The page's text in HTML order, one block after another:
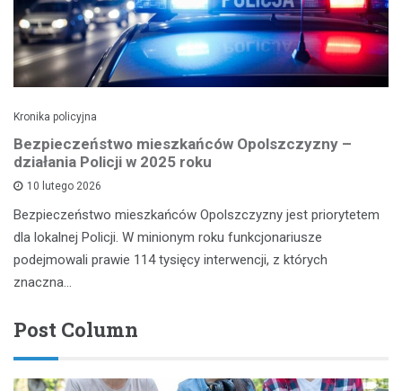
Kronika policyjna
Bezpieczeństwo mieszkańców Opolszczyzny –
działania Policji w 2025 roku
10 lutego 2026
Bezpieczeństwo mieszkańców Opolszczyzny jest priorytetem
dla lokalnej Policji. W minionym roku funkcjonariusze
podejmowali prawie 114 tysięcy interwencji, z których
znaczna…
Post Column